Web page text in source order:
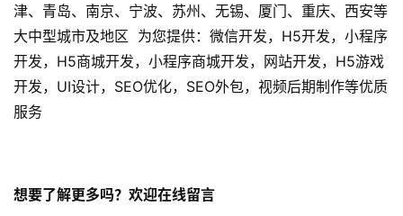
数
字
营
销
P
开
津、青岛、南京、宁波、苏州、无锡、厦门、重庆、西安等
大中型城市及地区 为您提供：微信开发，H5开发，小程序
开发，H5商城开发，小程序商城开发，网站开发，H5游戏
开发，UI设计，SEO优化，SEO外包，视频后期制作等优质
服务
想要了解更多吗？欢迎在线留言